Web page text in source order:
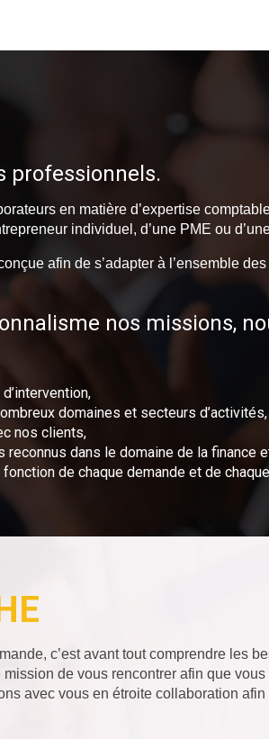
professionnels.
en matière d’expertise
individuel, d’une PME ou
afin de s’adapter à l’ensemble
nos missions,
domaines et secteurs d’activités,
nos clients,
dans le domaine de la finance
de chaque demande et de
c’est avant tout comprendre les
de vous rencontrer afin que
avec vous en étroite collaboration afin